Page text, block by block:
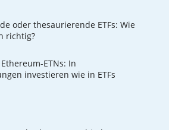
oder thesaurierende ETFs: Wie
richtig?
ETNs: In
investieren wie in ETFs